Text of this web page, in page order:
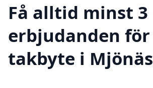
Få alltid minst 3
erbjudanden för
takbyte i Mjönäs